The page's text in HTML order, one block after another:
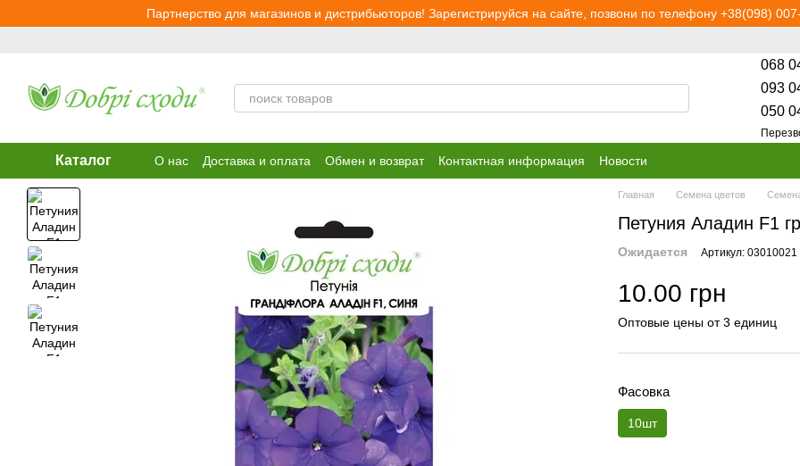
Перейти к основному контентуПартнерство для магазинов и дистрибьюторов! Зарегистрируйся на сайте, позвони по телефону +38(098)
068
093
050
Каталог О нас Доставка и оплата Обмен и возврат Контактная информация Новости
Главная Семена цветов
Петуния Аладин F1
Ожидается Артикул: 03010021
10.00 грн
Оптовые цены от 3 единиц
Фасовка
10шт